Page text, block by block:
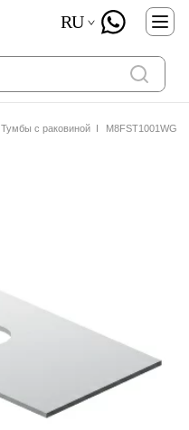
RU
Тумбы с раковиной M8FST1001WG